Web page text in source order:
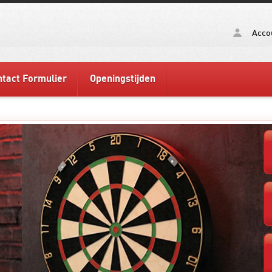
Formulier Openingstijden